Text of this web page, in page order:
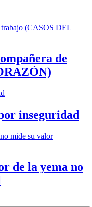
de
inseguridad
de la yema no